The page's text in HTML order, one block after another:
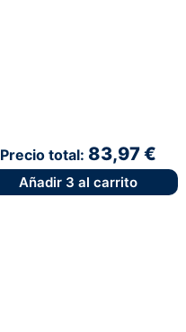
Precio total: 83,97 €
Añadir 3 al carrito